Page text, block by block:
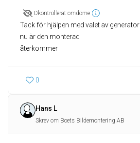
Okontrollerat omdöme
Tack för hjälpen med valet av generator
nu är den monterad
återkommer
0
Hans L
Skrev om Boets Bildemontering AB